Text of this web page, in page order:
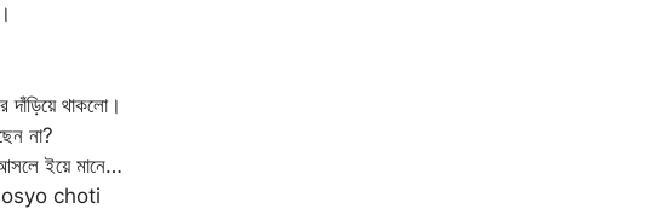
দাঁড়িয়ে থাকলো।
না?
ইয়ে মানে…
choti